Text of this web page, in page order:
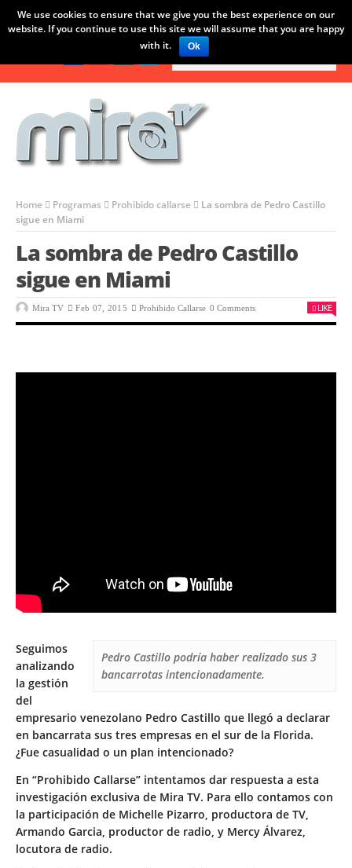
LO ÚLTIMO:
el programa completo (04/06/2015) “Rick Sánchez”, el
Home Programas Prohibido callarse
La sombra de Pedro Castillo
sigue en Miami
La sombra de Pedro Castillo
sigue en Miami
Mira TV Feb 07, 2015 Prohibido Callarse 0 Comments LIKE
Pedro Castillo podría haber realizado sus 3
bancarrotas intencionadamente.
Seguimos
analizando
la gestión
del
empresario venezolano Pedro Castillo que llegó a declarar
en bancarrata sus tres empresas en el sur de la Florida.
¿Fue casualidad o un plan intencionado?
En “Prohibido Callarse” intentamos dar respuesta a esta
investigación exclusiva de Mira TV. Para ello contamos con
la participación de Michelle Pizarro, productora de TV,
Armando Garcia, productor de radio, y Mercy Álvarez,
locutora de radio.
We use cookies to ensure that we give you the best experience on our
website. If you continue to use this site we will assume that you are happy
with it.
Ok